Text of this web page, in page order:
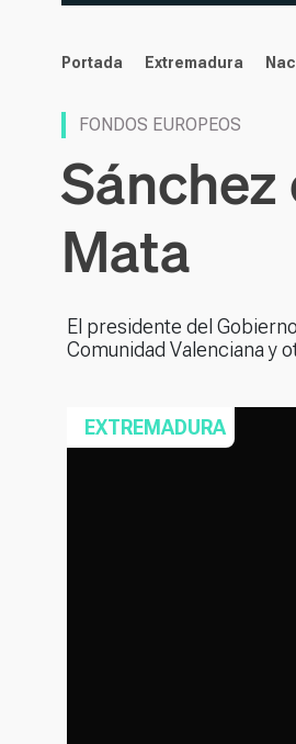
noticias
Portada Extremadura
FONDOS EUROPEOS
Mata
El presidente del
Comunidad Valenciana y
EXTREMADURA